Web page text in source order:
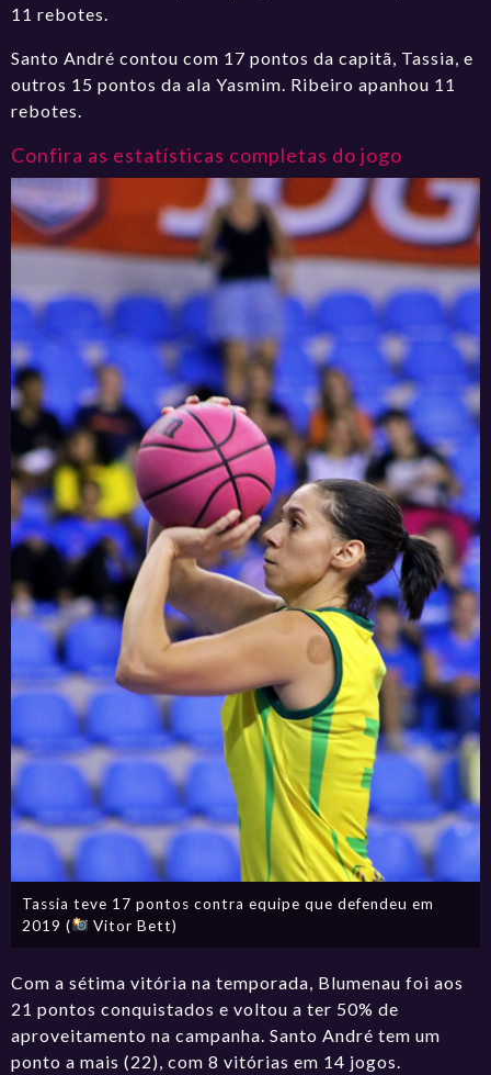
11 rebotes.
Santo André contou com 17 pontos da capitã, Tassia, e
outros 15 pontos da alaYasmim. Ribeiro apanhou 11
rebotes.
Confira as estatísticas completas do jogo
Tassia teve 17 pontos contra equipe que defendeu em
2019 (
Vitor Bett)
Com a sétima vitória na temporada, Blumenau foi aos
21 pontos conquistados e voltou a ter 50% de
aproveitamento na campanha. Santo André tem um
ponto a mais (22), com 8 vitórias em 14 jogos.